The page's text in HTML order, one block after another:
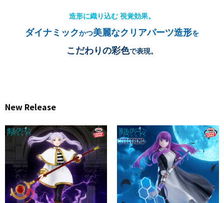
造形に織り込む 視覚効果。
ダイナミックかつ美麗なクリアパーツ造形を
こだわりの彩色で表現。
New Release